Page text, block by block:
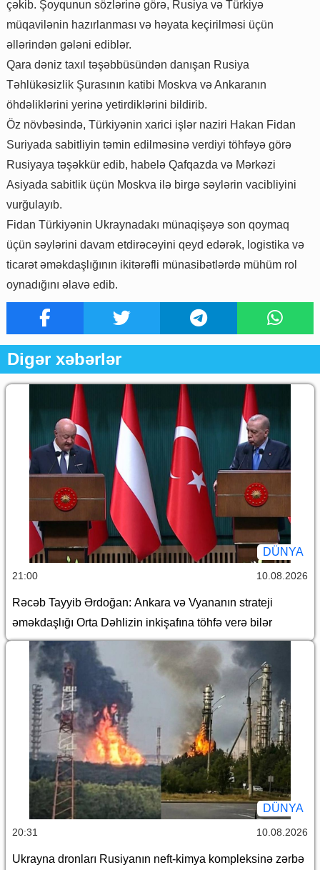
çəkib. Şoyqunun sözlərinə görə, Rusiya və Türkiyə
müqavilənin hazırlanması və həyata keçirilməsi üçün
əllərindən gələni ediblər.
Qara dəniz taxıl təşəbbüsündən danışan Rusiya
Təhlükəsizlik Şurasının katibi Moskva və Ankaranın
öhdəliklərini yerinə yetirdiklərini bildirib.
Öz növbəsində, Türkiyənin xarici işlər naziri Hakan Fidan
Suriyada sabitliyin təmin edilməsinə verdiyi töhfəyə görə
Rusiyaya təşəkkür edib, habelə Qafqazda və Mərkəzi
Asiyada sabitlik üçün Moskva ilə birgə səylərin vacibliyini
vurğulayıb.
Fidan Türkiyənin Ukraynadakı münaqişəyə son qoymaq
üçün səylərini davam etdirəcəyini qeyd edərək, logistika və
ticarət əməkdaşlığının ikitərəfli münasibətlərdə mühüm rol
oynadığını əlavə edib.
Digər xəbərlər
DÜNYA
21:00 10.08.2026
Rəcəb Tayyib Ərdoğan: Ankara və Vyananın strateji
əməkdaşlığı Orta Dəhlizin inkişafına töhfə verə bilər
DÜNYA
20:31 10.08.2026
Ukrayna dronları Rusiyanın neft-kimya kompleksinə zərbə